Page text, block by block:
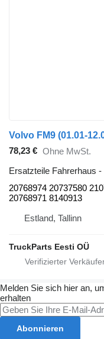
78,23 € Ohne MwSt.
Ersatzteile Fahrerhaus
20768974 20737580
20768971 8140913
Estland, Tallinn
TruckParts Eesti OÜ
Melden Sie sich hier an,
erhalten
Abonnieren